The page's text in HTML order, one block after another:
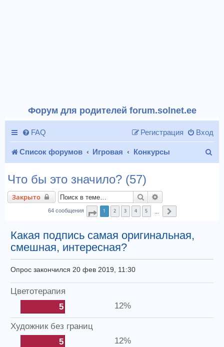
Форум для родителей forum.solnet.ee
FAQ Вход
Регистрация
Список форумов Игровая Конкурсы
Что бы это значило? (57)
Закрыто Поиск
64 сообщения Страница из
1 2 3 4 5
Какая подпись самая оригинальная,
смешная, интересная?
Опрос закончился 20 фев 2019, 11:30
Цветотерапия
5
12%
Художник без границ
5
12%